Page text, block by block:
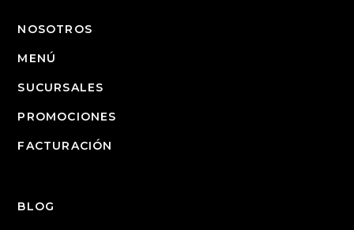
NOSOTROS
MENÚ
SUCURSALES
PROMOCIONES
FACTURACIÓN
BLOG